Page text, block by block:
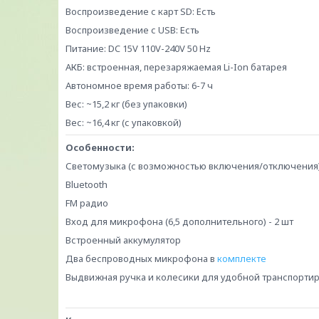
Воспроизведение с карт SD: Есть
Воспроизведение с USB: Есть
Питание: DC 15V 110V-240V 50 Hz
АКБ: встроенная, перезаряжаемая Li-Ion батарея
Автономное время работы: 6-7 ч
Вес: ~15,2 кг (без упаковки)
Вес: ~16,4 кг (с упаковкой)
Особенности:
Светомузыка (с возможностью включения/
Bluetooth
FM радио
Вход для микрофона (6,5 дополнительного) - 2 шт
Встроенный аккумулятор
Два беспроводных микрофона в комплекте
Выдвижная ручка и колесики для удобной